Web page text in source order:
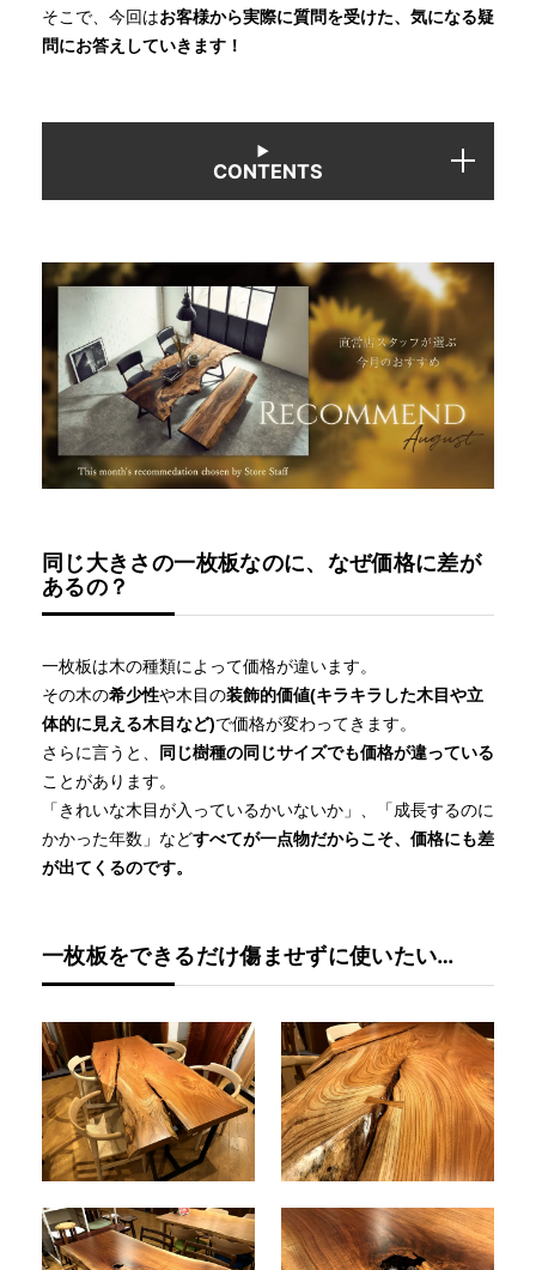
そこで、今回はお客様から実際に質問を受けた、気になる疑
問にお答えしていきます！
CONTENTS
同じ大きさの一枚板なのに、なぜ価格に差が
あるの？
一枚板は木の種類によって価格が違います。
その木の希少性や木目の装飾的価値(キラキラした木目や立
体的に見える木目など)で価格が変わってきます。
さらに言うと、
同じ樹種の同じサイズでも価格が違っている
ことがあります。
「きれいな木目が入っているかいないか」、「成長するのに
かかった年数」などすべてが一点物だからこそ、価格にも差
が出てくるのです。
一枚板をできるだけ傷ませずに使いたい…